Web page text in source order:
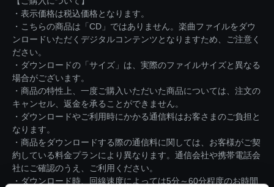
・表示価格は税込価格となります。
・こちらの商品は「CD」ではありません。楽曲ファイルをダウ
ンロードいただくデジタルコンテンツとなりますため、ご注意く
ださい。
・ダウンロードの「サイズ」は、実際のファイルサイズと異なる
場合がございます。
・商品の特性上、一度ご購入いただいた商品については、注文の
キャンセル、返金を承ることができません。
・ダウンロードやご利用時にかかる通信料はお客さまのご負担と
なります。
・商品をダウンロードする際の通信料に関しては、お客様がご契
約している料金プランにより異なります。通信会社や携帯電話会
社にご確認のうえ、ご利用ください。
・ダウンロード時、回線速度によっては5分～60分程度のお時間